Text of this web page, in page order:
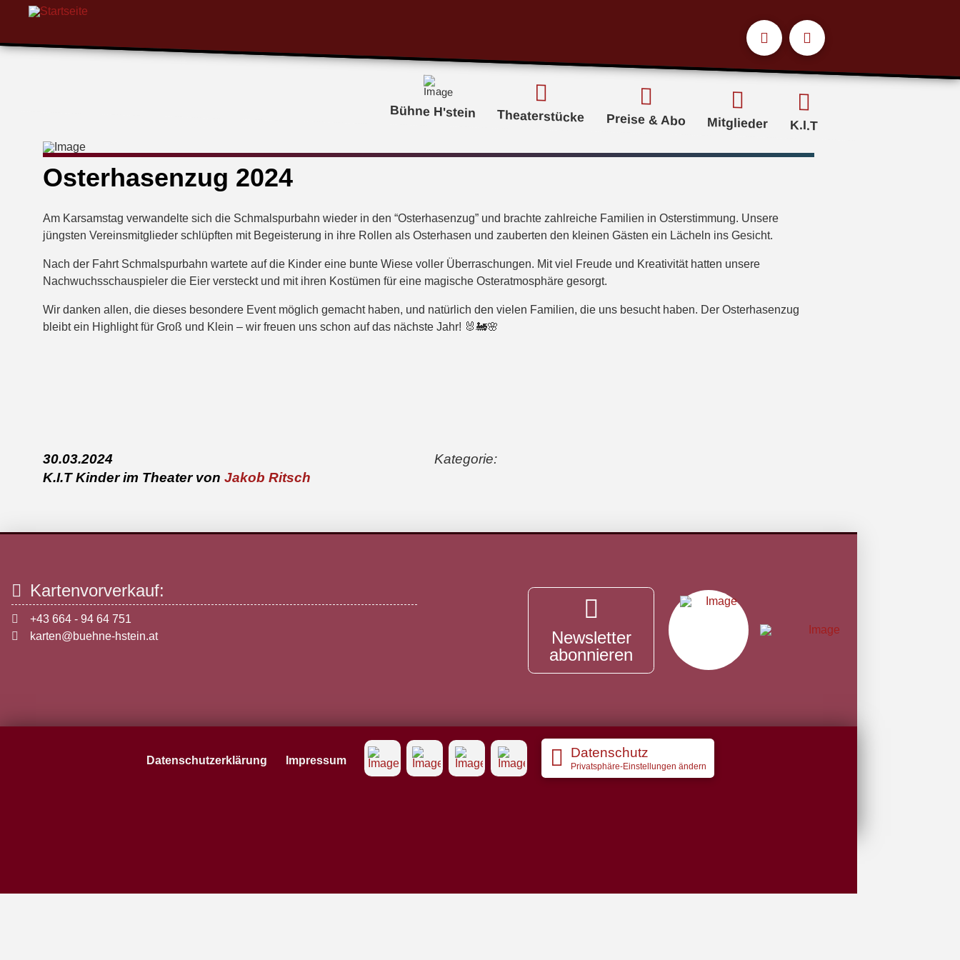
Bühne H'stein Theaterstücke Preise & Abo Mitglieder K.I.T
Osterhasenzug 2024
Am Karsamstag verwandelte sich die Schmalspurbahn wieder in den “Osterhasenzug” und brachte zahlreiche Familien in Osterstimmung. Unsere
jüngsten Vereinsmitglieder schlüpften mit Begeisterung in ihre Rollen als Osterhasen und zauberten den kleinen Gästen ein Lächeln ins Gesicht.
Nach der Fahrt Schmalspurbahn wartete auf die Kinder eine bunte Wiese voller Überraschungen. Mit viel Freude und Kreativität hatten unsere
Nachwuchsschauspieler die Eier versteckt und mit ihren Kostümen für eine magische Osteratmosphäre gesorgt.
Wir danken allen, die dieses besondere Event möglich gemacht haben, und natürlich den vielen Familien, die uns besucht haben. Der Osterhasenzug
bleibt ein Highlight für Groß und Klein – wir freuen uns schon auf das nächste Jahr! 🐰🚂🌸
30.03.2024
K.I.T Kinder im Theater von Jakob Ritsch
Kategorie:
Kartenvorverkauf:
+43 664 - 94 64 751
karten@buehne-hstein.at
Newsletter
abonnieren
Datenschutzerklärung Impressum
Datenschutz
Privatsphäre-Einstellungen ändern